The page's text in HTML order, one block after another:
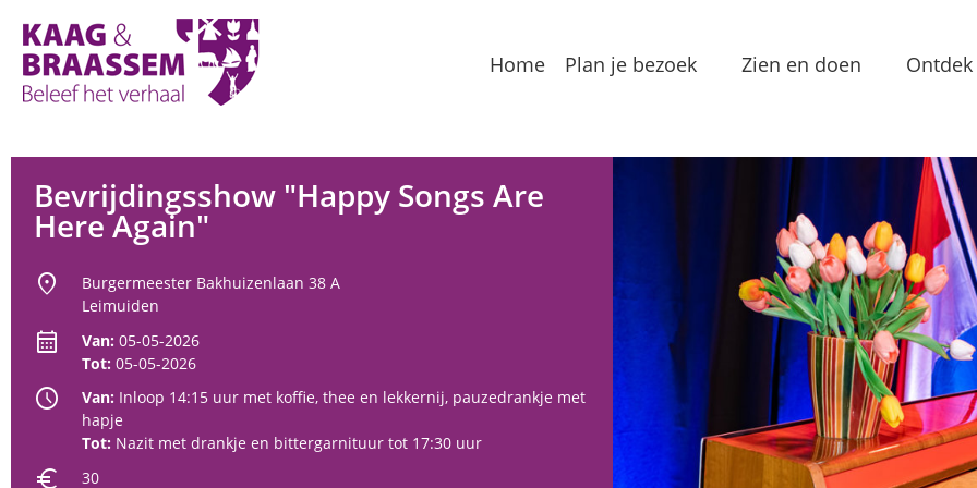
Home Plan je bezoek
Groepslocaties
Voorzieningen
Zien en doen
Bezienswaardigheden
Eten & Drinken
Routes
Streekproducten
Vermaak
Waterrecreatie
In de
Bevrijdingsshow "Happy Songs Are
Here Again"
location_on
Burgermeester Bakhuizenlaan 38 A
Leimuiden
calendar_month Van: 05-05-2026
Tot: 05-05-2026
schedule Van: Inloop 14:15 uur met koffie, thee en lekkernij, pauzedrankje met
hapje
Tot: Nazit met drankje en bittergarnituur tot 17:30 uur
euro 30